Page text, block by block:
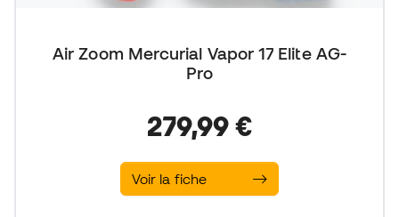
Air Zoom Mercurial Vapor 17 Elite AG-
Pro
279,99 €
Voir la fiche